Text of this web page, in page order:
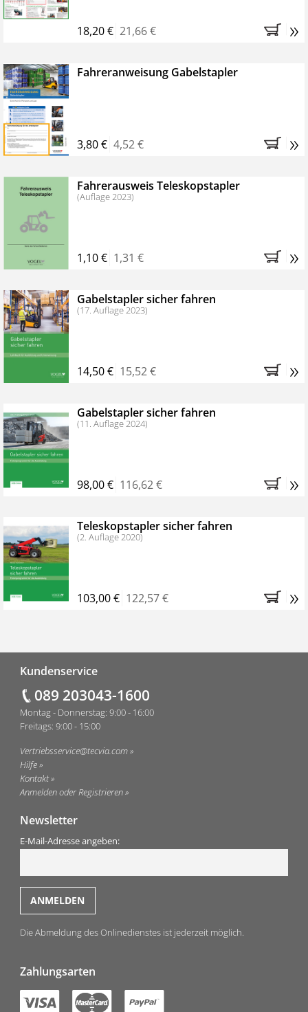
18,20 € 21,66 € »
Fahreranweisung Gabelstapler
3,80 € 4,52 € »
Fahrerausweis Teleskopstapler
(Auflage 2023)
1,10 € 1,31 € »
Gabelstapler sicher fahren
(17. Auflage 2023)
14,50 € 15,52 € »
Gabelstapler sicher fahren
(11. Auflage 2024)
98,00 € 116,62 € »
Teleskopstapler sicher fahren
(2. Auflage 2020)
103,00 € 122,57 € »
Kundenservice
089 203043-1600
Montag - Donnerstag: 9:00 - 16:00
Freitags: 9:00 - 15:00
Vertriebsservice@tecvia.com
Hilfe
Kontakt
Anmelden oder Registrieren
Newsletter
E-Mail-Adresse angeben:
Die Abmeldung des Onlinedienstes ist jederzeit möglich.
Zahlungsarten